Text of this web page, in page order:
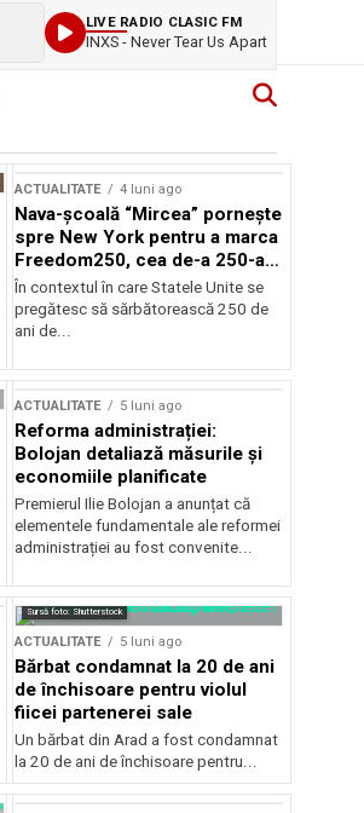
LIVE RADIO CLASIC FM
INXS - Never Tear Us Apart
ACTUALITATE 4 luni ago
Nava-școală “Mircea” pornește
spre New York pentru a marca
Freedom250, cea de-a 250-a
aniversare a Statelor Unite
În contextul în care Statele Unite se
pregătesc să sărbătorească 250 de
ani de...
ACTUALITATE 5 luni ago
Reforma administrației:
Bolojan detaliază măsurile și
economiile planificate
Premierul Ilie Bolojan a anunțat că
elementele fundamentale ale reformei
administrației au fost convenite...
Sursă foto: Shutterstock
ACTUALITATE 5 luni ago
Bărbat condamnat la 20 de ani
de închisoare pentru violul
fiicei partenerei sale
Un bărbat din Arad a fost condamnat
la 20 de ani de închisoare pentru...